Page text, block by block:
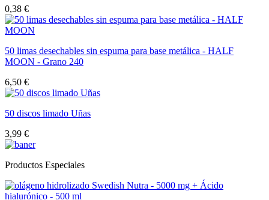
0,38 €
50 limas desechables sin espuma para base metálica - HALF
MOON - Grano 240
6,50 €
50 discos limado Uñas
3,99 €
Productos Especiales